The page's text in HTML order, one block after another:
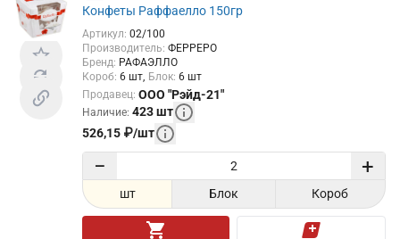
Конфеты Раффаелло 150гр
Артикул: 02/100
Производитель: ФЕРРЕРО
Бренд: РАФАЭЛЛО
Короб: 6 шт Блок: 6 шт
Продавец: ООО "Рэйд-21"
Наличие: 423шт
526,15 ₽/шт
− +
шт Блок Короб